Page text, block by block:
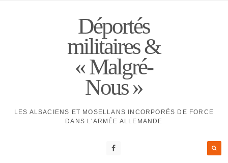
Déportés
militaires &
« Malgré-
Nous »
LES ALSACIENS ET MOSELLANS INCORPORÉS DE FORCE
DANS L'ARMÉE ALLEMANDE